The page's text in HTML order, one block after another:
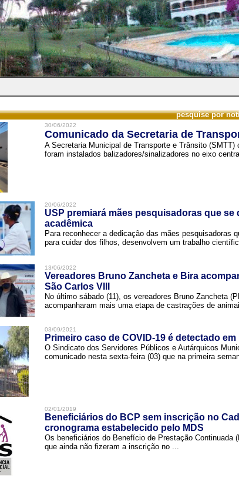
pesquise por
30/06/2022
Comunicado da Secretaria de
A Secretaria Municipal de Transporte e Trânsito
foram instalados balizadores/sinalizadores no eixo
20/06/2022
USP premiará mães pesquisadoras que se
acadêmica
Para reconhecer a dedicação das mães pesquisadoras
para cuidar dos filhos, desenvolvem um trabalho
13/06/2022
Vereadores Bruno Zancheta e Bira
São Carlos VIII
No último sábado (11), os vereadores Bruno Zancheta
acompanharam mais uma etapa de castrações de
03/09/2021
Primeiro caso de COVID-19 é detectado
O Sindicato dos Servidores Públicos e Autárquicos
comunicado nesta sexta-feira (03) que na primeira
02/01/2019
Beneficiários do BCP sem inscrição no
cronograma estabelecido pelo MDS
Os beneficiários do Benefício de Prestação Continuada
que ainda não fizeram a inscrição no ...